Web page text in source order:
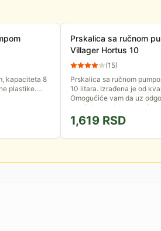
kapaciteta 8
plastike.
Prskalica sa ručnom
Villager Hortus 10
(15)
Prskalica sa ručnom
10 litara. Izrađena je od
Omogućiće vam da uz
hemijska sredstva brzo i
1,619 RSD